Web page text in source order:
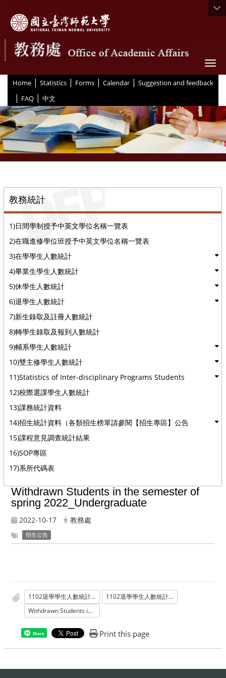
Home | Statistics | Forms | Calendar | Suggestion and feedback
| FAQ | 中文
教務統計
1)日間學制授予中英文學位名稱一覽表
2)在職進修學位班授予中英文學位名稱一覽表
3)在學學生人數統計
4)畢業生學生人數統計
5)休學生人數統計
6)退學生人數統計
7)新生錄取及註冊人數統計
8)轉學生錄取及報到人數統計
9)輔系學生人數統計
10)雙主修學生人數統計
11)Statistics of Inter-disciplinary Programs Students
12)校際選課學生人數統計
13)課務統計資料
14)招生統計資料（各類招生榜單請參閱【招生專區】公告
15)課程意見調查統計結果
16)SOP專區
17)系所代碼表
Withdrawn Students in the semester of
spring 2022_Undergraduate
2022-10-17 教務處
招生公告
1102退學學生人數統計_學士班
1102退學學生人數統計_學士班
Withdrawn Students in the semester of spring 2022_Undergradu
Share Print this page